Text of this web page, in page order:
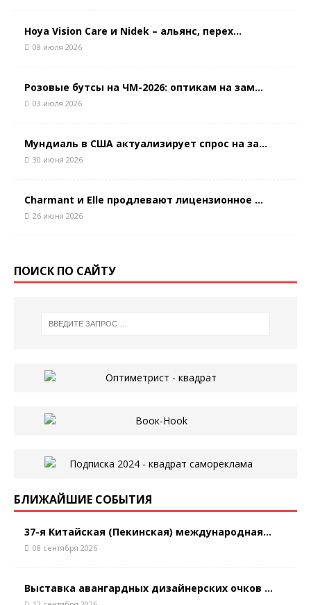
Hoya Vision Care и Nidek – альянс, перех...
08 июля 2026
Розовые бутсы на ЧМ-2026: оптикам на зам...
03 июля 2026
Мундиаль в США актуализирует спрос на за...
30 июня 2026
Charmant и Elle продлевают лицензионное ...
26 июня 2026
ПОИСК ПО САЙТУ
БЛИЖАЙШИЕ СОБЫТИЯ
37-я Китайская (Пекинская) международная...
08 сентября 2026
Выставка авангардных дизайнерских очков ...